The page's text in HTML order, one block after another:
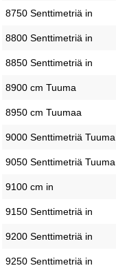
8750 Senttimetriä in
8800 Senttimetriä in
8850 Senttimetriä in
8900 cm Tuuma
8950 cm Tuumaa
9000 Senttimetriä Tuuma
9050 Senttimetriä Tuuma
9100 cm in
9150 Senttimetriä in
9200 Senttimetriä in
9250 Senttimetriä in